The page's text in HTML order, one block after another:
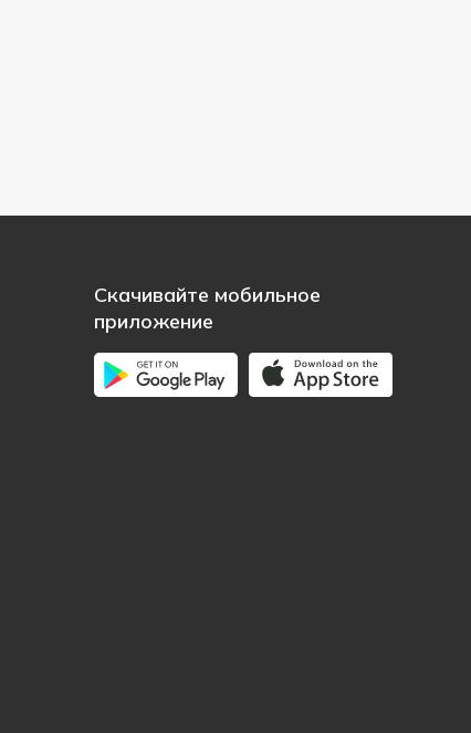
Скачивайте мобильное
приложение